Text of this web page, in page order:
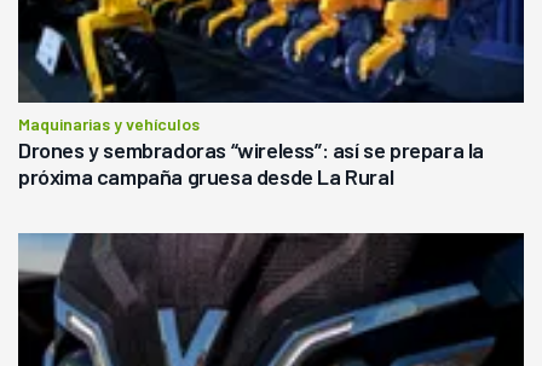
Maquinarias y vehículos
Drones y sembradoras “wireless”: así se prepara la
próxima campaña gruesa desde La Rural